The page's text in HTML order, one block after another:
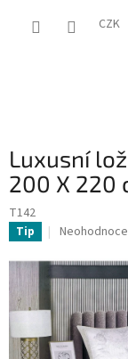
CZK
Luxusní
200 X 220
T142
Tip
Průměrné
produktu
je
hvězdiček.